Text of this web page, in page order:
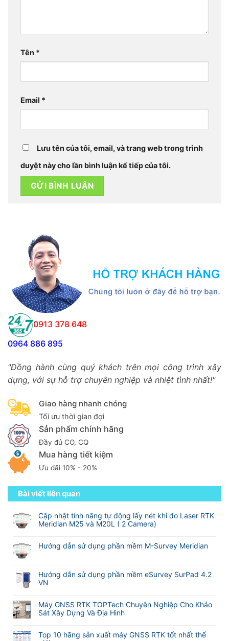
Tên *
Email *
Lưu tên của tôi, email, và trang web trong trình
duyệt này cho lần bình luận kế tiếp của tôi.
0913 378 648
0964 886 895
"Đồng hành cùng quý khách trên mọi công trình xây
dựng, với sự hỗ trợ chuyên nghiệp và nhiệt tình nhất!"
Giao hàng nhanh chóng
Tối ưu thời gian đợi
Sản phẩm chính hãng
Đầy đủ CO, CQ
Mua hàng tiết kiệm
Ưu đãi 10% - 20%
Bài viết liên quan
Cập nhật tính năng tự động lấy nét khi đo Laser RTK
Meridian M25 và M20L ( 2 Camera)
có
bình
Cập
nhật
tự
động
nét
Hướng dẫn sử dụng phần mềm M-Survey Meridian
bình
luận
dẫn
sử
mềm
Hướng dẫn sử dụng phần mềm eSurvey SurPad 4.2
VN
có
bình
luận
Hướng
Máy GNSS RTK TOPTech Chuyên Nghiệp Cho Khảo
Sát Xây Dựng Và Địa Hình
có
Top 10 hãng sản xuất máy GNSS RTK tốt nhất thế